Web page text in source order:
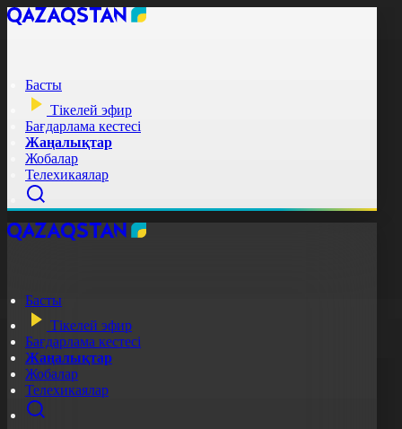
Басты
Тікелей эфир
Бағдарлама кестесі
Жаңалықтар
Жобалар
Телехикаялар
Басты
Тікелей эфир
Бағдарлама кестесі
Жаңалықтар
Жобалар
Телехикаялар